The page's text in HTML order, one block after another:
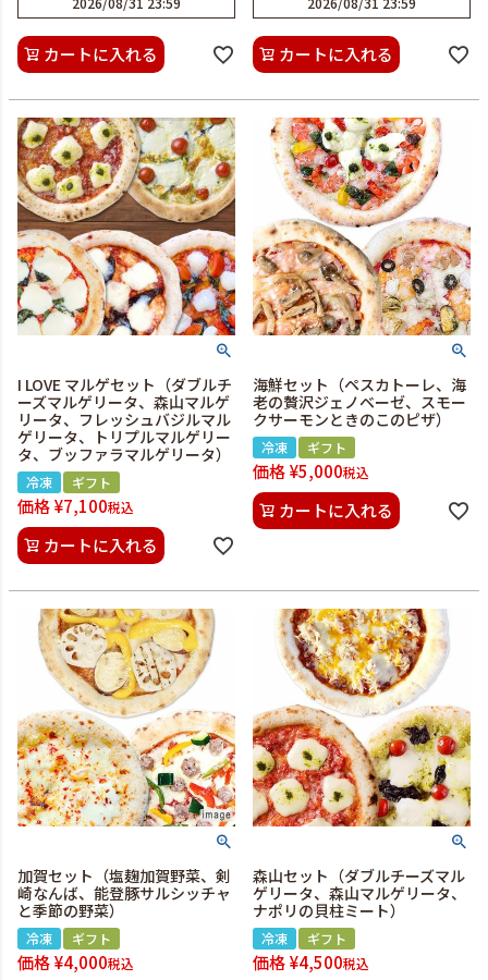
カートに入れる カートに入れる
I LOVE マルゲセット（ダブルチ
ーズマルゲリータ、森山マルゲ
リータ、フレッシュバジルマル
ゲリータ、トリプルマルゲリー
タ、ブッファラマルゲリータ）
冷凍 ギフト
価格¥7,100税込
カートに入れる
海鮮セット（ペスカトーレ、海
老の贅沢ジェノベーゼ、スモー
クサーモンときのこのピザ）
冷凍 ギフト
価格¥5,000税込
カートに入れる
加賀セット（塩麹加賀野菜、剣
崎なんば、能登豚サルシッチャ
と季節の野菜）
冷凍 ギフト
価格¥4,000税込
森山セット（ダブルチーズマル
ゲリータ、森山マルゲリータ、
ナポリの貝柱ミート）
冷凍 ギフト
価格¥4,500税込